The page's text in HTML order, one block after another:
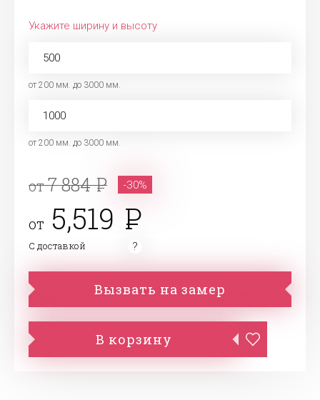
Укажите ширину и высоту
от 200 мм. до 3000 мм.
от 200 мм. до 3000 мм.
от7 884 -30%
от 5,519
С доставкой
Вызвать на замер
В корзину